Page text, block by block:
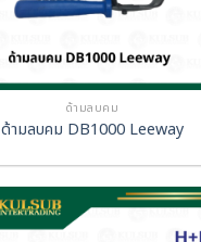
ด้ามลบคม
ด้ามลบคม DB1000 Leeway